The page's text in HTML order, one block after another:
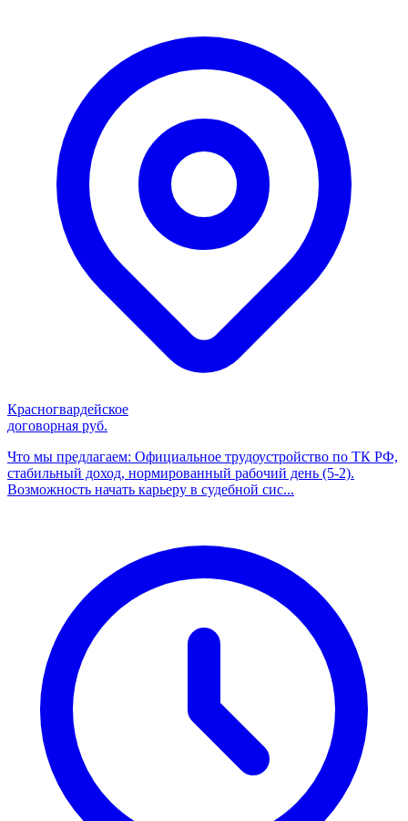
Красногвардейское
договорная руб.
Что мы предлагаем: Официальное трудоустройство по ТК РФ,
стабильный доход, нормированный рабочий день (5-2).
Возможность начать карьеру в судебной сис...